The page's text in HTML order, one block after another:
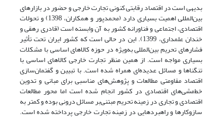
بدیهی است در اقتصاد رقابتی کنونی تجارت خارجی و حضور در بازارهای
بین‌المللی اهمیت بسیاری دارد (محمدپور و همکاران، 1398) و تحولات
اقتصادی، اجتماعی و فناورانه کشور به آن وابسته‌ است (قادری رهقی و
خندان علمداری، 1399). این در حالی است که کشور ایران تحت‌ تأثیر
فشارهای تحریم بین‌المللی به‌ویژه در حوزه کالاهای اساسی با مشکلات
بسیاری مواجه است. از همین منظر تجارت خارجی کالاهای اساسی با
تنگناها و مسائل عدیده‌ای همراه شده است. با تبیین و گفتمان‌سازی
اقتصاد مقاومتی مطالعات و پژوهش‌های مناسبی برای مبانی و تدوین
خط‌مشی‌های اقتصادی در کشور انجام شده است اما محور مطالعات
اقتصادی و تجاری در زمینه تحریم مبتنی‌بر مسائل درونی بوده و کمتر به
سازوکارها و راهبردهایی در زمینه تجارت خارجی پرداخته شده‌ است.